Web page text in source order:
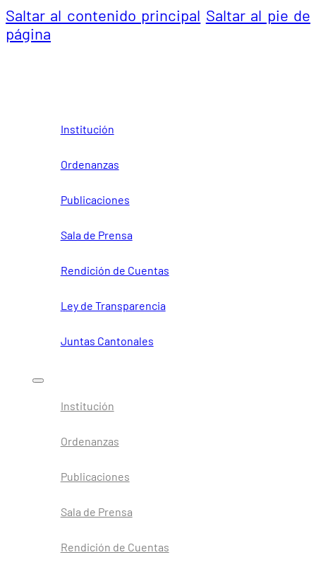
Saltar al contenido principal Saltar al pie de
página
Institución
Ordenanzas
Publicaciones
Sala de Prensa
Rendición de Cuentas
Ley de Transparencia
Juntas Cantonales
Institución
Ordenanzas
Publicaciones
Sala de Prensa
Rendición de Cuentas